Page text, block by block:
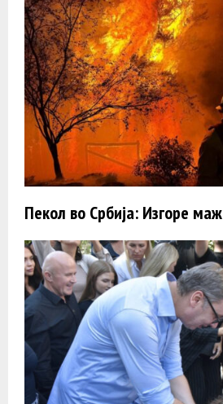
Пекол во Србија: Изгоре маж